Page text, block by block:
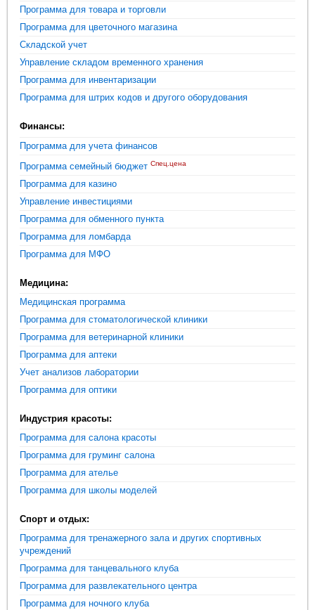
Программа для товара и торговли
Программа для цветочного магазина
Складской учет
Управление складом временного хранения
Программа для инвентаризации
Программа для штрих кодов и другого оборудования
Финансы:
Программа для учета финансов
Программа семейный бюджет Спец.цена
Программа для казино
Управление инвестициями
Программа для обменного пункта
Программа для ломбарда
Программа для МФО
Медицина:
Медицинская программа
Программа для стоматологической клиники
Программа для ветеринарной клиники
Программа для аптеки
Учет анализов лаборатории
Программа для оптики
Индустрия красоты:
Программа для салона красоты
Программа для груминг салона
Программа для ателье
Программа для школы моделей
Спорт и отдых:
Программа для тренажерного зала и других спортивных
учреждений
Программа для танцевального клуба
Программа для развлекательного центра
Программа для ночного клуба